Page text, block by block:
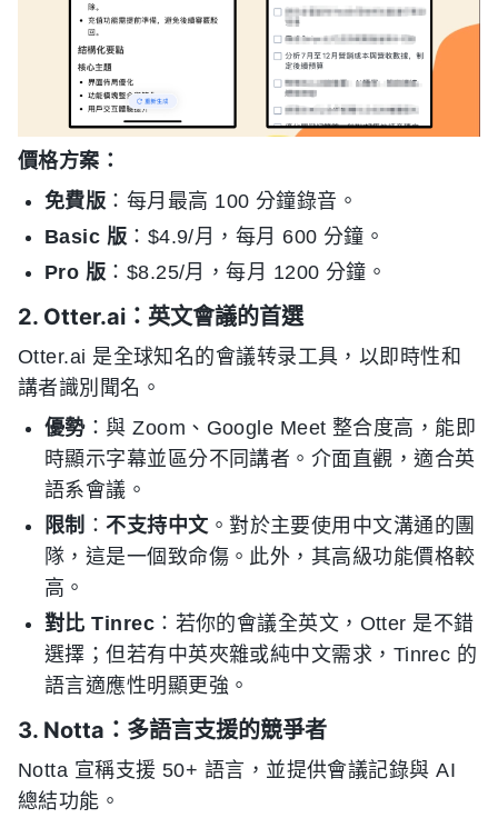
價格方案：
免費版 ：每月最高 100 分鐘錄音。
Basic 版 ：$4.9/月，每月 600 分鐘。
Pro 版 ：$8.25/月，每月 1200 分鐘。
2. Otter.ai：英文會議的首選
Otter.ai 是全球知名的會議转录工具，以即時性和
講者識別聞名。
優勢：與 Zoom、Google Meet 整合度高，能即
時顯示字幕並區分不同講者。介面直觀，適合英
語系會議。
限制 ：不支持中文 。對於主要使用中文溝通的團
隊，這是一個致命傷。此外，其高級功能價格較
高。
對比 Tinrec ：若你的會議全英文，Otter 是不錯
選擇；但若有中英夾雜或純中文需求，Tinrec 的
語言適應性明顯更強。
3. Notta：多語言支援的競爭者
Notta 宣稱支援 50+ 語言，並提供會議記錄與 AI
總結功能。